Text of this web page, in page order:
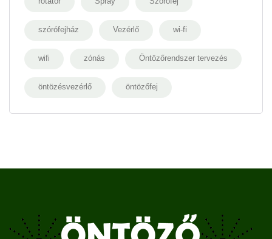
szórófejház Vezérlő wi-fi
wifi zónás Öntözőrendszer tervezés
öntözésvezérlő öntözőfej